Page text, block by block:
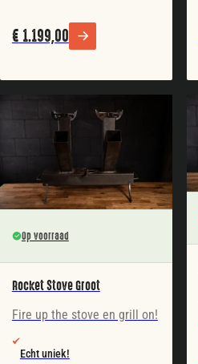
€ 1.199,00
Op voorraad
Rocket Stove Groot
Fire up the stove en grill on!
Echt uniek!